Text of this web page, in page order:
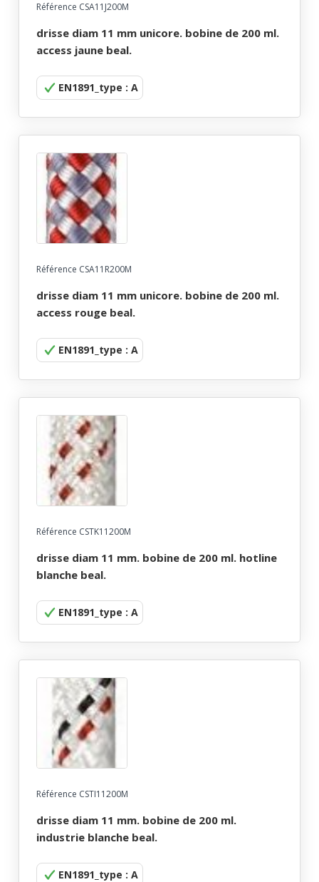
Référence CSA11J200M
drisse diam 11 mm unicore. bobine de 200 ml.
access jaune beal.
EN1891_type : A
Référence CSA11R200M
drisse diam 11 mm unicore. bobine de 200 ml.
access rouge beal.
EN1891_type : A
Référence CSTK11200M
drisse diam 11 mm. bobine de 200 ml. hotline
blanche beal.
EN1891_type : A
Référence CSTI11200M
drisse diam 11 mm. bobine de 200 ml.
industrie blanche beal.
EN1891_type : A